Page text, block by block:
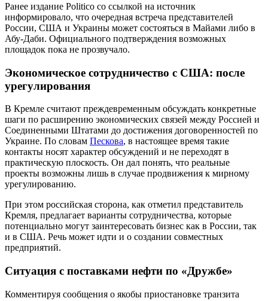
Ранее издание Politico со ссылкой на источник
информировало, что очередная встреча представителей
России, США и Украины может состояться в Майами либо в
Абу-Даби. Официального подтверждения возможных
площадок пока не прозвучало.
Экономическое сотрудничество с США: после
урегулирования
В Кремле считают преждевременным обсуждать конкретные
шаги по расширению экономических связей между Россией и
Соединенными Штатами до достижения договоренностей по
Украине. По словам Пескова, в настоящее время такие
контакты носят характер обсуждений и не переходят в
практическую плоскость. Он дал понять, что реальные
проекты возможны лишь в случае продвижения к мирному
урегулированию.
При этом российская сторона, как отметил представитель
Кремля, предлагает варианты сотрудничества, которые
потенциально могут заинтересовать бизнес как в России, так
и в США. Речь может идти и о создании совместных
предприятий.
Ситуация с поставками нефти по «Дружбе»
Комментируя сообщения о якобы приостановке транзита